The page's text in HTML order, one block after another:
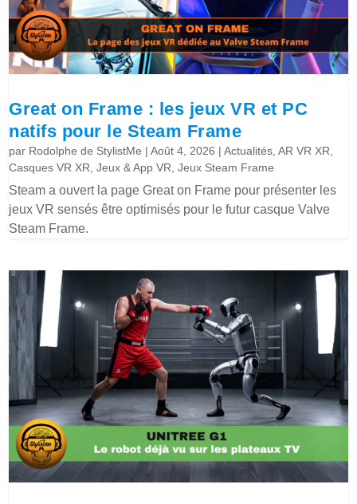
Great on Frame : les jeux VR et PC
natifs pour le Steam Frame
par Rodolphe de StylistMe |Août 4, 2026 |Actualités ,AR VR XR
Casques VR XR ,Jeux & App VR ,Jeux Steam Frame
Steam a ouvert la page Great on Frame pour présenter les
jeux VR sensés être optimisés pour le futur casque Valve
Steam Frame.